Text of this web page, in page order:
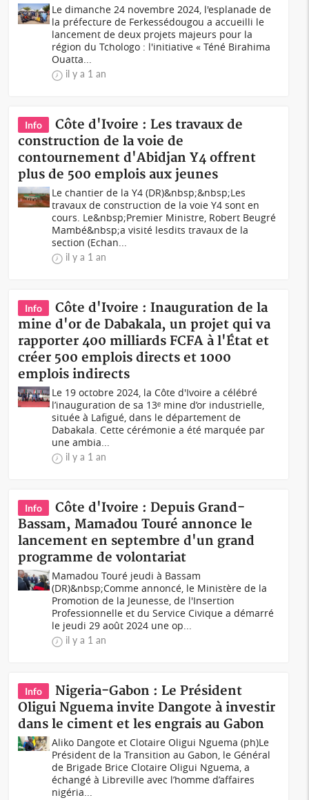
Le dimanche 24 novembre 2024, l'esplanade de
la préfecture de Ferkessédougou a accueilli le
lancement de deux projets majeurs pour la
région du Tchologo : l'initiative « Téné Birahima
Ouatta...
il y a 1 an
Info
Côte d'Ivoire : Les travaux de
construction de la voie de
contournement d'Abidjan Y4 offrent
plus de 500 emplois aux jeunes
Le chantier de la Y4 (DR)&nbsp;&nbsp;Les
travaux de construction de la voie Y4 sont en
cours. Le&nbsp;Premier Ministre, Robert Beugré
Mambé&nbsp;a visité lesdits travaux de la
section (Echan...
il y a 1 an
Info
Côte d'Ivoire : Inauguration de la
mine d'or de Dabakala, un projet qui va
rapporter 400 milliards FCFA à l'État et
créer 500 emplois directs et 1000
emplois indirects
Le 19 octobre 2024, la Côte d'Ivoire a célébré
l’inauguration de sa 13ᵉ mine d’or industrielle,
située à Lafigué, dans le département de
Dabakala. Cette cérémonie a été marquée par
une ambia...
il y a 1 an
Info
Côte d'Ivoire : Depuis Grand-
Bassam, Mamadou Touré annonce le
lancement en septembre d'un grand
programme de volontariat
Mamadou Touré jeudi à Bassam
(DR)&nbsp;Comme annoncé, le Ministère de la
Promotion de la Jeunesse, de l'Insertion
Professionnelle et du Service Civique a démarré
le jeudi 29 août 2024 une op...
il y a 1 an
Info
Nigeria-Gabon : Le Président
Oligui Nguema invite Dangote à investir
dans le ciment et les engrais au Gabon
Aliko Dangote et Clotaire Oligui Nguema (ph)Le
Président de la Transition au Gabon, le Général
de Brigade Brice Clotaire Oligui Nguema, a
échangé à Libreville avec l’homme d’affaires
nigéria...